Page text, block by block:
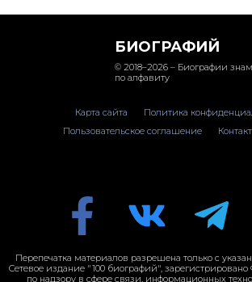
БИОГРАФИЙ
© 2018–2026 – Биографии
по алфавиту
Карта сайта
Политика
Пользовательское соглашение
Перепечатка материалов разрешена только с
Сетевое издание "100 биографий",
по надзору в сфере связи, информационных